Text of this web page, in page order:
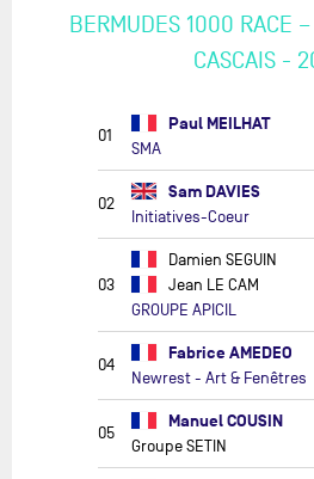
BERMUDES 1000 RACE
CASCAIS -
01
Paul MEILHAT
SMA
02
Sam DAVIES
Initiatives-Coeur
03
Damien SEGUIN
Jean LE CAM
GROUPE APICIL
04
Fabrice AMEDEO
Newrest - Art & Fenêtres
05
Manuel COUSIN
Groupe SETIN